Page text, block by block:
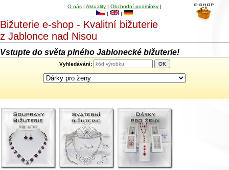
O nás | Aktuality | Obchodní podmínky |
|
|
Bižuterie e-shop - Kvalitní bižuterie
z Jablonce nad Nisou
Vstupte do světa plného Jablonecké bižuterie!
Vyhledávání: